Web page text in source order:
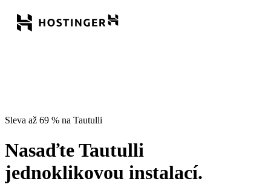
Sleva až 69 % na Tautulli
Nasaďte Tautulli
jednoklikovou instalací.